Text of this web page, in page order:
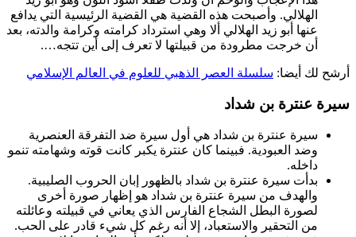
الهلالي. وأصبحت هذه القضية هي القضية الرئيسية التي يدافع
عنها أبو زيد الهلالي ألا وهي استرداد كرامته وكرامة والدته، بعد
أن خرجت مطرودة من قبيلتها لا تعرف إلى أين تتجه….
أرشح لك أيضا: سلسلة العصر الذهبي للعلوم في العالم الإسلامي
سيرة عنترة بن شداد
سيرة عنترة بن شداد هي أول سيرة ضد التفرقة العنصرية
وضد العبودية. فبينما كان عنترة يكبر كانت قوته وشهامته تنمو
داخله.
بدأت سيرة عنترة بن شداد بالظهور إبان الحروب الصليبية.
والهدف من سيرة عنترة بن شداد هو إظهار صورة أخرى
لصورة البطل الشجاع الفارس الذي يعاني في قبيلته وعائلته
من التحقير والاستعباد، إلا أنه رغم كل شيء قادر على الحب.